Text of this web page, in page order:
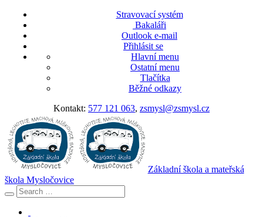
Stravovací systém
Bakaláři
Outlook e-mail
Přihlásit se
Hlavní menu
Ostatní menu
Tlačítka
Běžné odkazy
Kontakt: 577 121 063, zsmysl@zsmysl.cz
Základní škola a mateřská
škola Mysločovice